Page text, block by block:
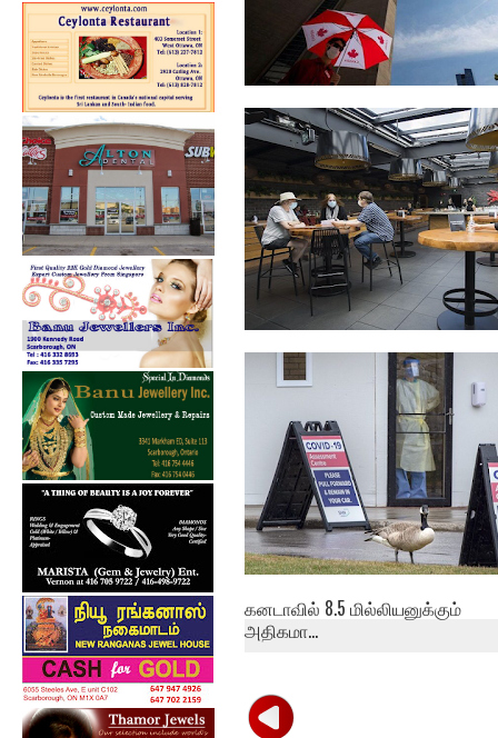
கொவிட்-19: கனடாவில் கடந்த
24 மணித்த...
நகரத்திற்கு வெளியே உள்ள
வாடிக்கையாள...
கனடாவில் 8.5 மில்லியனுக்கும்
அதிகமா...